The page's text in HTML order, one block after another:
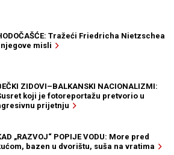
Tražeći Friedricha Nietzschea
misli
ZIDOVI–BALKANSKI NACIONALIZMI:
koji je fotoreportažu pretvorio u
prijetnju
„RAZVOJ“ POPIJE VODU: More pred
bazen u dvorištu, suša na vratima